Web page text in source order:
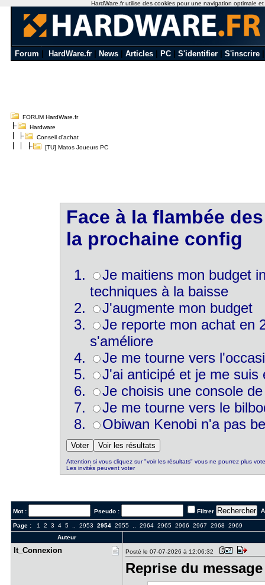
Forum HardWare.fr News Articles PC S'identifier S'inscrire
FORUM HardWare.fr
Hardware
Conseil d'achat
[TU] Matos Joueurs PC
Face à la flambée
la prochaine config
Je maitiens mon budget
techniques à la baisse
J'augmente mon budget
Je reporte mon achat en
s'améliore
Je me tourne vers
J'ai anticipé et je me suis
Je choisis une console
Je me tourne vers le
Obiwan Kenobi n'a pas
Attention si vous cliquez sur "voir les résultats" vous ne pourrez plus
Les invités peuvent voter
Mot : Pseudo : Filtrer
Page : 1 2 3 4 5.. 2953 2954 2955.. 2964 2965 2966 2967 2968
2969
Auteur
It_Connexi​on Posté le 07-07-2026 à 12:06:32
Reprise du
HardWare.fr utilise des cookies pour une navigation optimale